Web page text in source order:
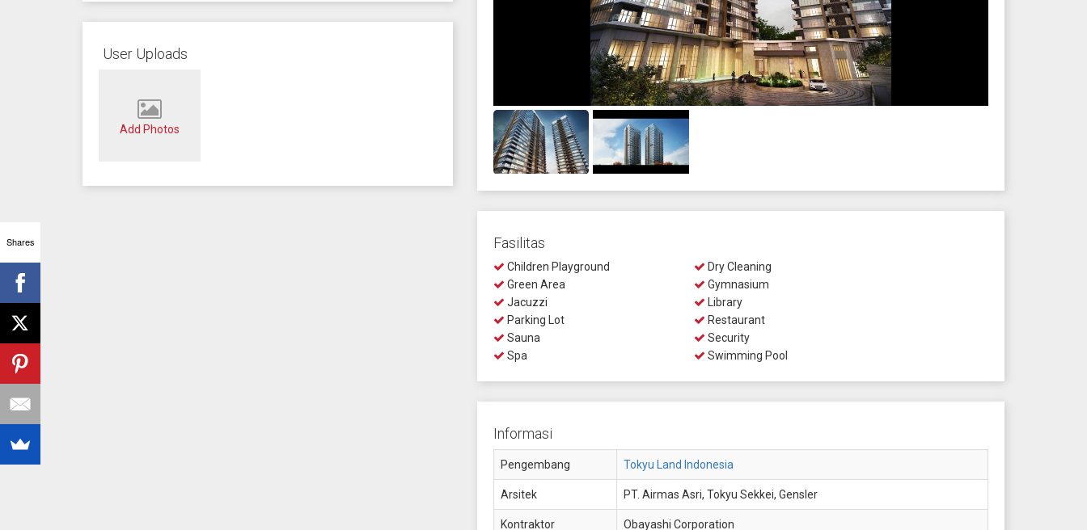
Fasilitas
Children Playground
Dry Cleaning
Green Area
Gymnasium
Jacuzzi
Library
Parking Lot
Restaurant
Sauna
Security
Spa
Swimming Pool
Informasi
Pengembang Tokyu Land Indonesia
Arsitek PT. Airmas Asri, Tokyu Sekkei, Gensler
Kontraktor Obayashi Corporation
User Uploads
Add Photos
Shares